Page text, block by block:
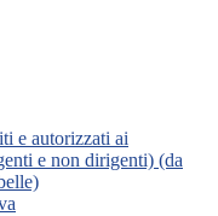
e autorizzati ai
e non dirigenti) (da